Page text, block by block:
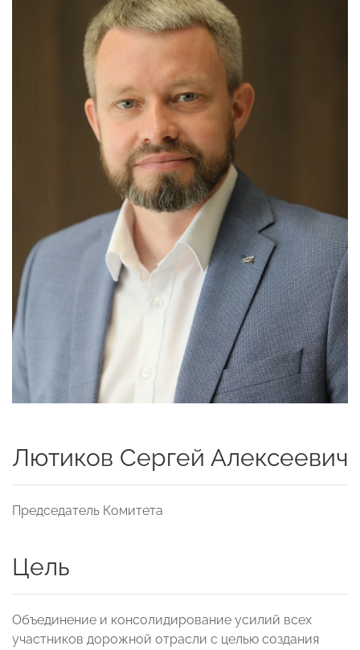
Лютиков Сергей Алексеевич
Председатель Комитета
Цель
Объединение и консолидирование усилий всех
участников дорожной отрасли с целью создания